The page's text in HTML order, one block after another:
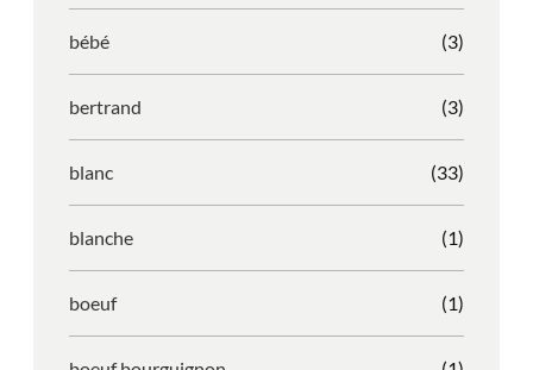
bébé (3)
bertrand (3)
blanc (33)
blanche (1)
boeuf (1)